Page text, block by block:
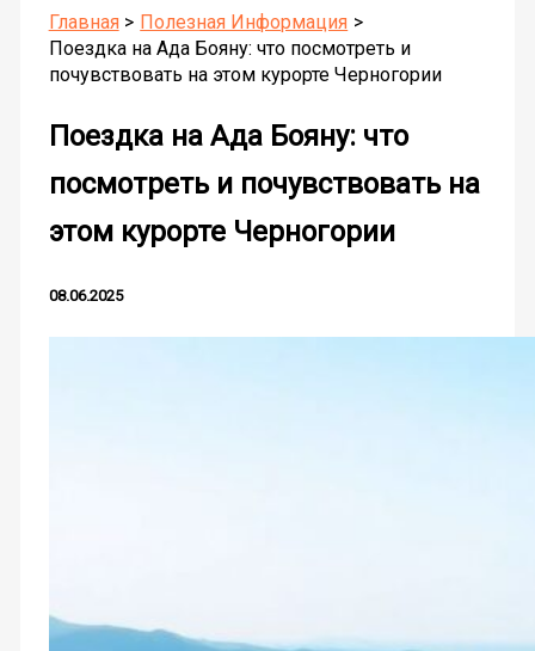
Главная
Полезная Информация
Поездка на Ада Бояну: что посмотреть и
почувствовать на этом курорте Черногории
Поездка на Ада Бояну: что
посмотреть и почувствовать на
этом курорте Черногории
08.06.2025